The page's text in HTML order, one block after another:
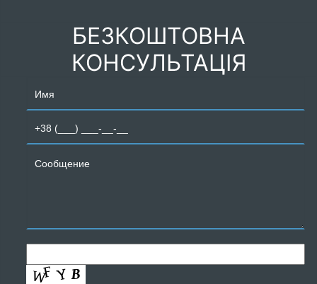
БЕЗКОШТОВНА
КОНСУЛЬТАЦІЯ